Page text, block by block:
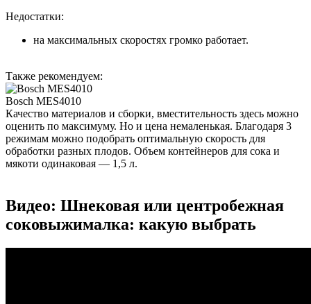
Недостатки:
на максимальных скоростях громко работает.
Также рекомендуем:
Bosch MES4010
Качество материалов и сборки, вместительность здесь можно
оценить по максимуму. Но и цена немаленькая. Благодаря 3
режимам можно подобрать оптимальную скорость для
обработки разных плодов. Объем контейнеров для сока и
мякоти одинаковая — 1,5 л.
Видео: Шнековая или центробежная
соковыжималка: какую выбрать